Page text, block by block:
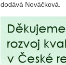
dodává Nováčková.